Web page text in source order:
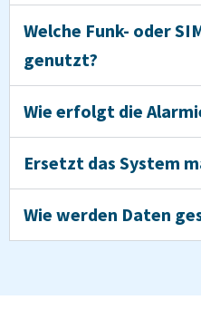
Welche Funk- oder
genutzt?
Wie erfolgt die
Ersetzt das System
Wie werden Daten